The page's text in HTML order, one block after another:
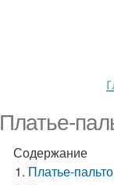
Платье-
Содержание
Платье-